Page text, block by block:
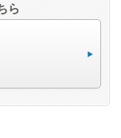
となります。
毎)元利均等毎月返済
ら